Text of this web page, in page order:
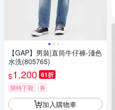
【GAP】男裝|直筒牛仔褲-淺色
水洗(805765)
$1,200 61折
限時下殺 券
加入購物車